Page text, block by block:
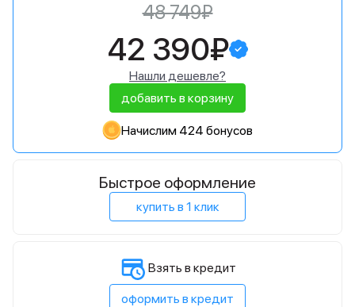
48 749₽
42 390₽
Нашли дешевле?
добавить в корзину
Начислим 424 бонусов
Быстрое оформление
купить в 1 клик
Взять в кредит
оформить в кредит